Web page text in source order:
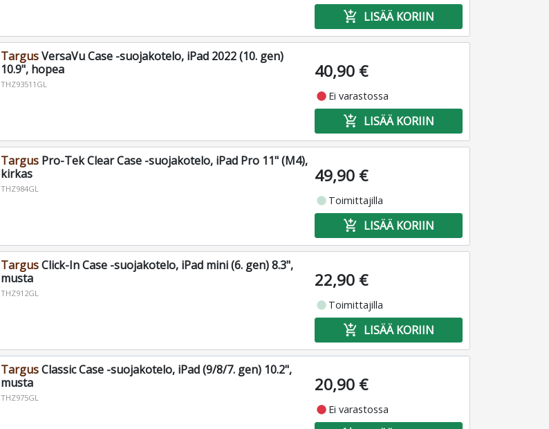
add_shopping_cart LISÄÄ KORIIN
TargusVersaVu Case -suojakotelo, iPad 2022 (10. gen)
10.9", hopea
THZ93511GL
40,90 €
fiber_manual_record Ei varastossa
add_shopping_cart LISÄÄ KORIIN
TargusPro-Tek Clear Case -suojakotelo, iPad Pro 11" (M4),
kirkas
THZ984GL
49,90 €
fiber_manual_record Toimittajilla
add_shopping_cart LISÄÄ KORIIN
TargusClick-In Case -suojakotelo, iPad mini (6. gen) 8.3",
musta
THZ912GL
22,90 €
fiber_manual_record Toimittajilla
add_shopping_cart LISÄÄ KORIIN
TargusClassic Case -suojakotelo, iPad (9/8/7. gen) 10.2",
musta
THZ975GL
20,90 €
fiber_manual_record Ei varastossa